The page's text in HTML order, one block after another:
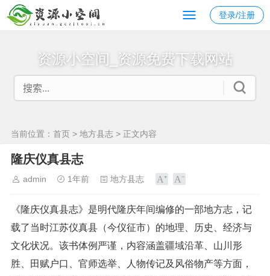
登录/注册
资源小空间_资源免费下载网站
当前位置： 首页 > 地方县志 > 正文内容
隆庆仪真县志
admin 1年前 地方县志
《隆庆仪真县志》是明代隆庆年间编修的一部地方志，记
载了当时江苏仪真县（今仪征市）的地理、历史、经济与
文化状况。该书体例严谨，内容涵盖疆域沿革、山川形
胜、田赋户口、官师选举、人物传记及风俗物产等方面，